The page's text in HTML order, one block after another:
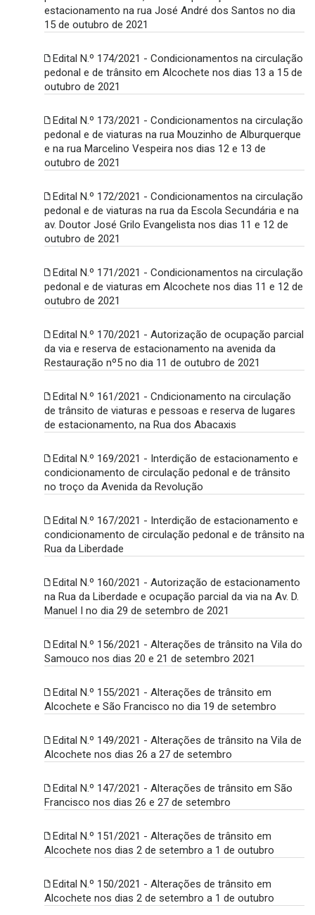
estacionamento na rua José André dos Santos no dia
15 de outubro de 2021
Edital N.º 174/2021 - Condicionamentos na circulação
pedonal e de trânsito em Alcochete nos dias 13 a 15 de
outubro de 2021
Edital N.º 173/2021 - Condicionamentos na circulação
pedonal e de viaturas na rua Mouzinho de Alburquerque
e na rua Marcelino Vespeira nos dias 12 e 13 de
outubro de 2021
Edital N.º 172/2021 - Condicionamentos na circulação
pedonal e de viaturas na rua da Escola Secundária e na
av. Doutor José Grilo Evangelista nos dias 11 e 12 de
outubro de 2021
Edital N.º 171/2021 - Condicionamentos na circulação
pedonal e de viaturas em Alcochete nos dias 11 e 12 de
outubro de 2021
Edital N.º 170/2021 - Autorização de ocupação parcial
da via e reserva de estacionamento na avenida da
Restauração nº5 no dia 11 de outubro de 2021
Edital N.º 161/2021 - Cndicionamento na circulação
de trânsito de viaturas e pessoas e reserva de lugares
de estacionamento, na Rua dos Abacaxis
Edital N.º 169/2021 - Interdição de estacionamento e
condicionamento de circulação pedonal e de trânsito
no troço da Avenida da Revolução
Edital N.º 167/2021 - Interdição de estacionamento e
condicionamento de circulação pedonal e de trânsito na
Rua da Liberdade
Edital N.º 160/2021 - Autorização de estacionamento
na Rua da Liberdade e ocupação parcial da via na Av. D.
Manuel I no dia 29 de setembro de 2021
Edital N.º 156/2021 - Alterações de trânsito na Vila do
Samouco nos dias 20 e 21 de setembro 2021
Edital N.º 155/2021 - Alterações de trânsito em
Alcochete e São Francisco no dia 19 de setembro
Edital N.º 149/2021 - Alterações de trânsito na Vila de
Alcochete nos dias 26 a 27 de setembro
Edital N.º 147/2021 - Alterações de trânsito em São
Francisco nos dias 26 e 27 de setembro
Edital N.º 151/2021 - Alterações de trânsito em
Alcochete nos dias 2 de setembro a 1 de outubro
Edital N.º 150/2021 - Alterações de trânsito em
Alcochete nos dias 2 de setembro a 1 de outubro